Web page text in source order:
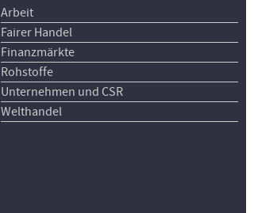
Arbeit
Fairer Handel
Finanzmärkte
Rohstoffe
Unternehmen und CSR
Welthandel